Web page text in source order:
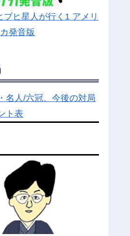
ブヒ星人が行く1 アメリ
カ発音版
名人/六冠、今後の対局
ト表